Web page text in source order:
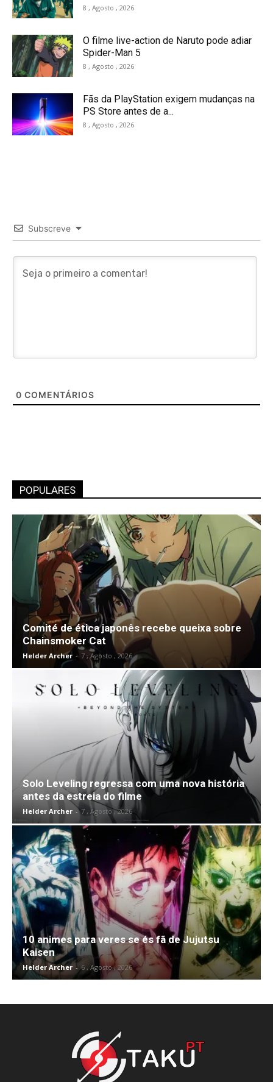
8 , Agosto , 2026
O filme live-action de Naruto pode adiar
Spider-Man 5
8 , Agosto , 2026
Fãs da PlayStation exigem mudanças na
PS Store antes de a...
8 , Agosto , 2026
Subscreve
0 COMENTÁRIOS
POPULARES
Comité de ética japonês recebe queixa sobre
Chainsmoker Cat
Helder Archer - 7 , Agosto , 2026
Solo Leveling regressa com uma nova história
antes da estreia do filme
Helder Archer - 7 , Agosto , 2026
10 animes para veres se és fã de Jujutsu
Kaisen
Helder Archer - 6 , Agosto , 2026